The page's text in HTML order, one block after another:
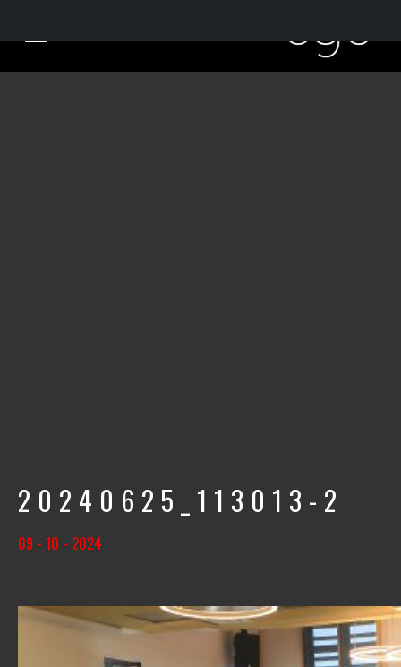
20240625_113013-2
09 - 10 - 2024